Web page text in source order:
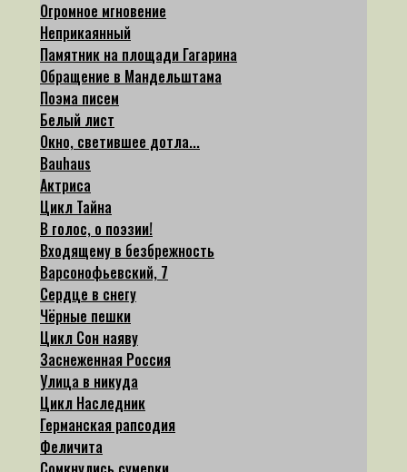
Огромное мгновение
Неприкаянный
Памятник на площади Гагарина
Обращение в Мандельштама
Поэма писем
Белый лист
Окно, светившее дотла...
Bauhaus
Актриса
Цикл Тайна
В голос, о поэзии!
Входящему в безбрежность
Варсонофьевский, 7
Сердце в снегу
Чёрные пешки
Цикл Сон наяву
Заснеженная Россия
Улица в никуда
Цикл Наследник
Германская рапсодия
Феличита